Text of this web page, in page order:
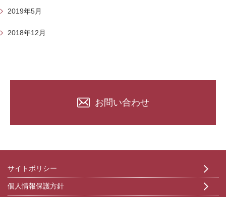
2019年5月
2018年12月
お問い合わせ
サイトポリシー
個人情報保護方針